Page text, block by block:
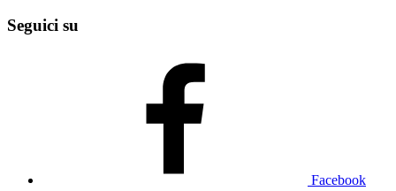
Seguici su
Facebook